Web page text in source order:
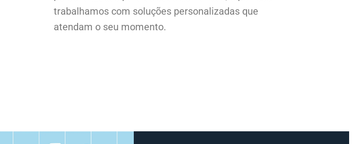
trabalhamos com soluções personalizadas que
atendam o seu momento.